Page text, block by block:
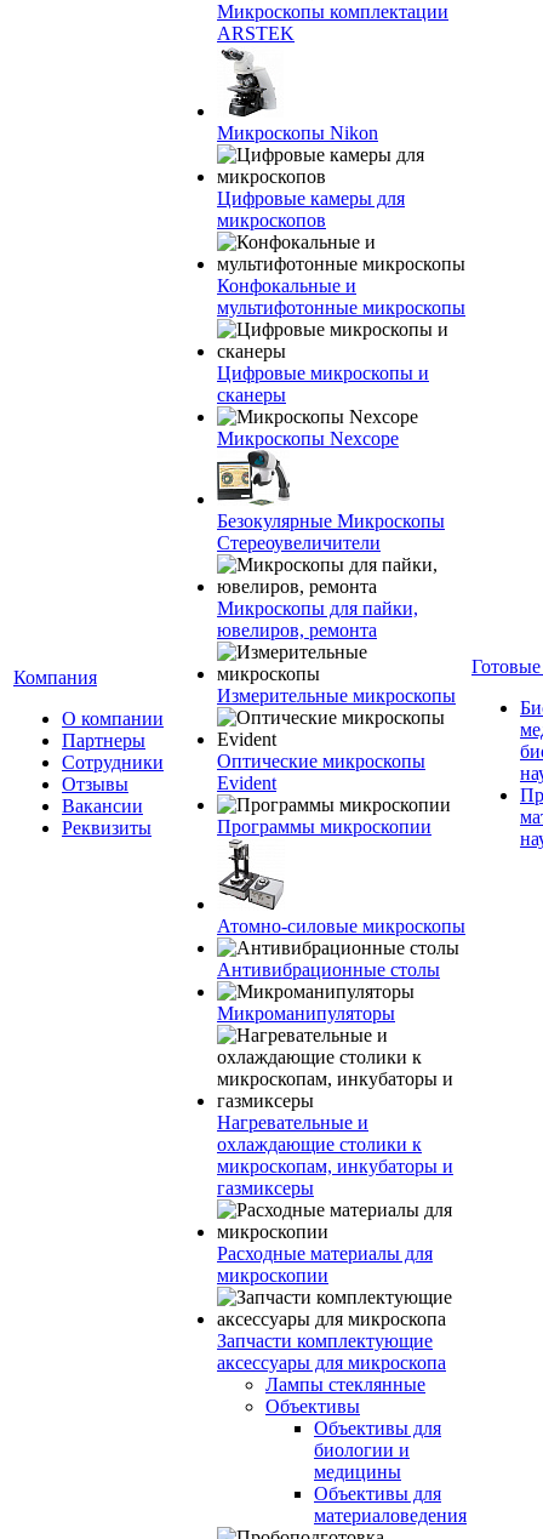
Компания
О компании
Партнеры
Сотрудники
Отзывы
Вакансии
Реквизиты
Микроскопы комплектации
ARSTEK
Микроскопы Nikon
Цифровые камеры для
микроскопов
Конфокальные и
мультифотонные микроскопы
Цифровые микроскопы и
сканеры
Микроскопы Nexcope
Безокулярные Микроскопы
Стереоувеличители
Микроскопы для пайки,
ювелиров, ремонта
Измерительные микроскопы
Оптические микроскопы
Evident
Программы микроскопии
Атомно-силовые микроскопы
Антивибрационные столы
Микроманипуляторы
Нагревательные и
охлаждающие столики к
микроскопам, инкубаторы и
газмиксеры
Расходные материалы для
микроскопии
Запчасти комплектующие
аксессуары для микроскопа
Лампы стеклянные
Объективы
Объективы для
биологии и
медицины
Объективы для
материаловедения